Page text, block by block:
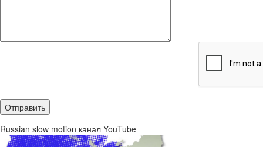
Russian slow motion канал YouTube